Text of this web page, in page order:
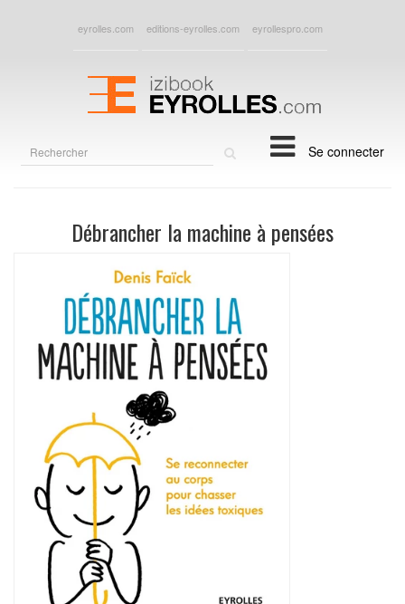
eyrolles.com editions-eyrolles.com eyrollespro.com
Se connecter
Débrancher la machine à pensées